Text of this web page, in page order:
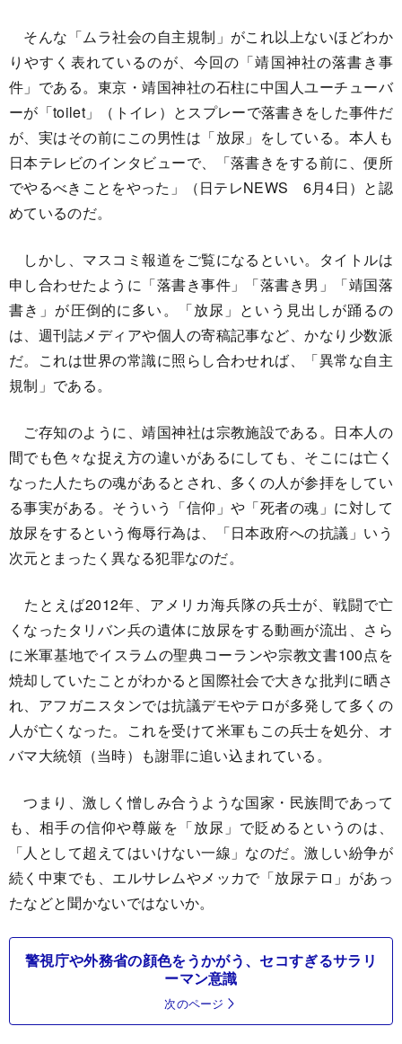
そんな「ムラ社会の自主規制」がこれ以上ないほどわか
りやすく表れているのが、今回の「靖国神社の落書き事
件」である。東京・靖国神社の石柱に中国人ユーチューバ
ーが「toilet」（トイレ）とスプレーで落書きをした事件だ
が、実はその前にこの男性は「放尿」をしている。本人も
日本テレビのインタビューで、「落書きをする前に、便所
でやるべきことをやった」（日テレNEWS 6月4日）と認
めているのだ。
しかし、マスコミ報道をご覧になるといい。タイトルは
申し合わせたように「落書き事件」「落書き男」「靖国落
書き」が圧倒的に多い。「放尿」という見出しが踊るの
は、週刊誌メディアや個人の寄稿記事など、かなり少数派
だ。これは世界の常識に照らし合わせれば、「異常な自主
規制」である。
ご存知のように、靖国神社は宗教施設である。日本人の
間でも色々な捉え方の違いがあるにしても、そこには亡く
なった人たちの魂があるとされ、多くの人が参拝をしてい
る事実がある。そういう「信仰」や「死者の魂」に対して
放尿をするという侮辱行為は、「日本政府への抗議」いう
次元とまったく異なる犯罪なのだ。
たとえば2012年、アメリカ海兵隊の兵士が、戦闘で亡
くなったタリバン兵の遺体に放尿をする動画が流出、さら
に米軍基地でイスラムの聖典コーランや宗教文書100点を
焼却していたことがわかると国際社会で大きな批判に晒さ
れ、アフガニスタンでは抗議デモやテロが多発して多くの
人が亡くなった。これを受けて米軍もこの兵士を処分、オ
バマ大統領（当時）も謝罪に追い込まれている。
つまり、激しく憎しみ合うような国家・民族間であって
も、相手の信仰や尊厳を「放尿」で貶めるというのは、
「人として超えてはいけない一線」なのだ。激しい紛争が
続く中東でも、エルサレムやメッカで「放尿テロ」があっ
たなどと聞かないではないか。
警視庁や外務省の顔色をうかがう、セコすぎるサラリ
ーマン意識
次のページ